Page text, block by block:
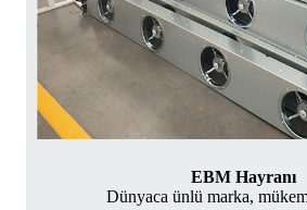
EBM Hayranı
Dünyaca ünlü marka,